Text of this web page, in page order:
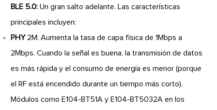
BLE 5.0: Un gran salto adelante. Las características
principales incluyen:
PHY2M: Aumenta la tasa de capa física de 1Mbps a
2Mbps. Cuando la señal es buena, la transmisión de datos
es más rápida y el consumo de energía es menor (porque
el RF está encendido durante un tiempo más corto).
Módulos como E104-BT51A y E104-BT5032A en los